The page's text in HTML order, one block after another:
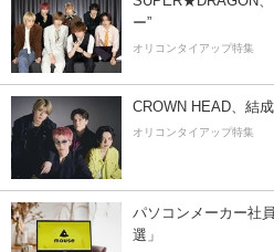
ー”
オリコンタイアップ特集
CROWN HEAD、結
オリコンタイアップ特集
パソコンメーカー社
選」